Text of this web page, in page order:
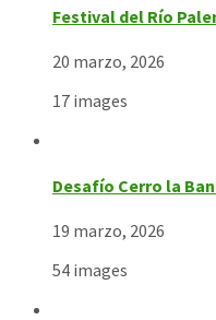
Festival del Río
20 marzo, 2026
17 images
Desafío Cerro la
19 marzo, 2026
54 images